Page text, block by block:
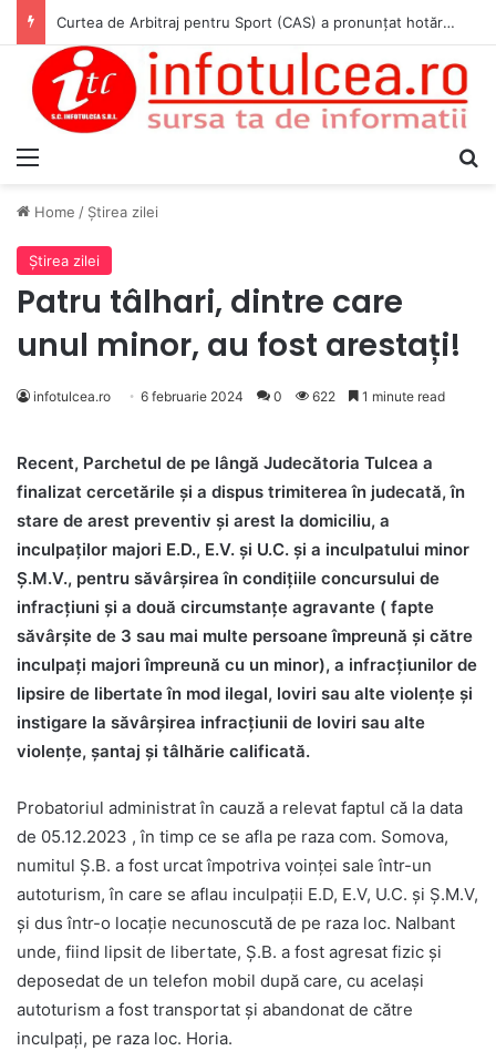
Curtea de Arbitraj pentru Sport (CAS) a pronunțat hotărârea în cauza WADA v. ANAD & Matei Cosmin Gabriel
Home / Ştirea zilei
Ştirea zilei
Patru tâlhari, dintre care
unul minor, au fost arestați!
infotulcea.ro 6 februarie 2024 0 622 1 minute read
Recent, Parchetul de pe lângă Judecătoria Tulcea a
finalizat cercetările şi a dispus trimiterea în judecată, în
stare de arest preventiv și arest la domiciliu, a
inculpaților majori E.D., E.V. și U.C. și a inculpatului minor
Ș.M.V., pentru săvârșirea în condițiile concursului de
infracțiuni și a două circumstanțe agravante ( fapte
săvârșite de 3 sau mai multe persoane împreună și către
inculpați majori împreună cu un minor), a infracţiunilor de
lipsire de libertate în mod ilegal, loviri sau alte violențe și
instigare la săvârșirea infracțiunii de loviri sau alte
violențe, șantaj și tâlhărie calificată.
Probatoriul administrat în cauză a relevat faptul că la data
de 05.12.2023 , în timp ce se afla pe raza com. Somova,
numitul Ș.B. a fost urcat împotriva voinței sale într-un
autoturism, în care se aflau inculpații E.D, E.V, U.C. și Ș.M.V,
și dus într-o locație necunoscută de pe raza loc. Nalbant
unde, fiind lipsit de libertate, Ș.B. a fost agresat fizic și
deposedat de un telefon mobil după care, cu același
autoturism a fost transportat și abandonat de către
inculpați, pe raza loc. Horia.